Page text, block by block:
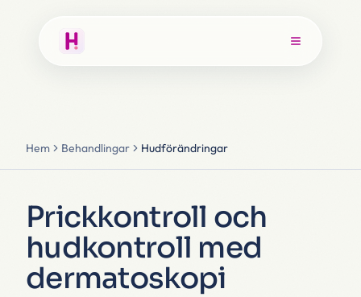
Hem Behandlingar Hudförändringar
Prickkontroll och
hudkontroll med
dermatoskopi